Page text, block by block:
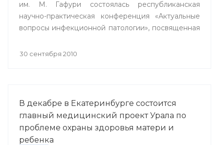
им. М. Гафури состоялась республиканская
научно-практическая конференция «Актуальные
вопросы инфекционной патологии», посвященная
№4 города Уфы.
30 сентября 2010
В декабре в Екатеринбурге состоится
главный медицинский проект Урала по
проблеме охраны здоровья матери и
ребенка